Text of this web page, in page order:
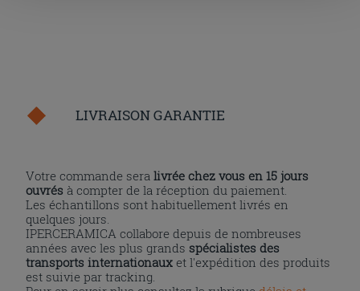
LIVRAISON GARANTIE
Votre commande seralivrée chez vous en 15 jours
ouvrés à compter de la réception du paiement.
Les échantillons sont habituellement livrés en
quelques jours.
IPERCERAMICA collabore depuis de nombreuses
années avec les plus grands spécialistes des
transports internationaux et l'expédition des produits
est suivie par tracking.